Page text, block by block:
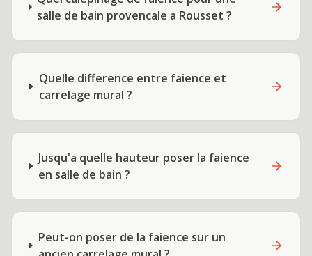
salle de bain provencale a Rousset ?
Quelle difference entre faience et
carrelage mural ?
Jusqu'a quelle hauteur poser la faience
en salle de bain ?
Peut-on poser de la faience sur un